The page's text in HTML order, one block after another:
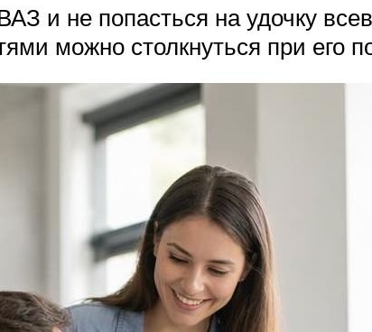
и не попасться на удочку
можно столкнуться при его